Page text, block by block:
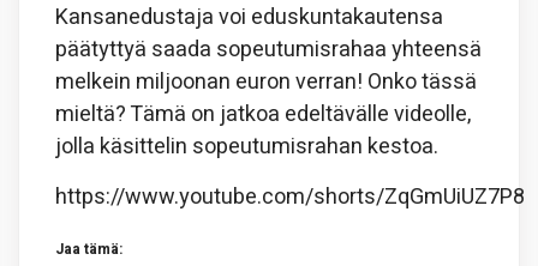
Kansanedustaja voi eduskuntakautensa
päätyttyä saada sopeutumisrahaa yhteensä
melkein miljoonan euron verran! Onko tässä
mieltä? Tämä on jatkoa edeltävälle videolle,
jolla käsittelin sopeutumisrahan kestoa.
https://www.youtube.com/shorts/ZqGmUiUZ7P8
Jaa tämä: